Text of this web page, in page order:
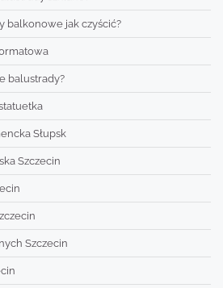
balkonowe jak czyścić?
balustrady?
Słupsk
Szczecin
Szczecin